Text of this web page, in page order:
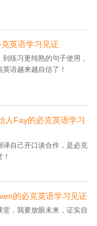
英语学习见证
练习更纯熟的句子使用，
语越来越自信了！
人Fay的必克英语学习
译自己开口谈合作，是必克
的必克英语学习见证
，我要放眼未来，证实自